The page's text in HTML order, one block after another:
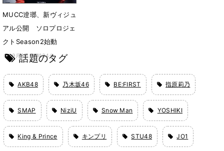
MUCC逹瑯、新ヴィジュ
アル公開 ソロプロジェ
クトSeason2始動
9月6日 14時34分
話題のタグ
AKB48 乃木坂46 BE:FIRST 指原莉乃
SMAP NiziU Snow Man YOSHIKI
King & Prince キンプリ STU48 JO1